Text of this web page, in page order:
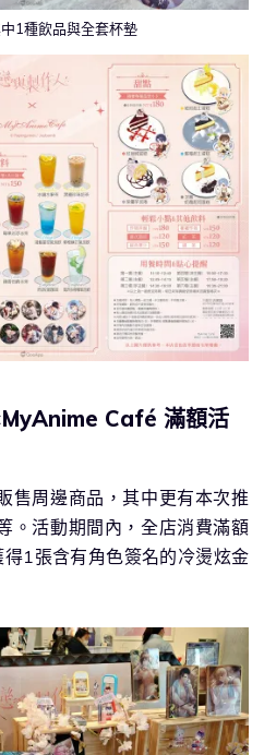
1種飲品與全套杯墊
Café 滿額活
售周邊商品，其中更有本次推
。活動期間內，全店消費滿額
1張含有角色簽名的冷燙炫金